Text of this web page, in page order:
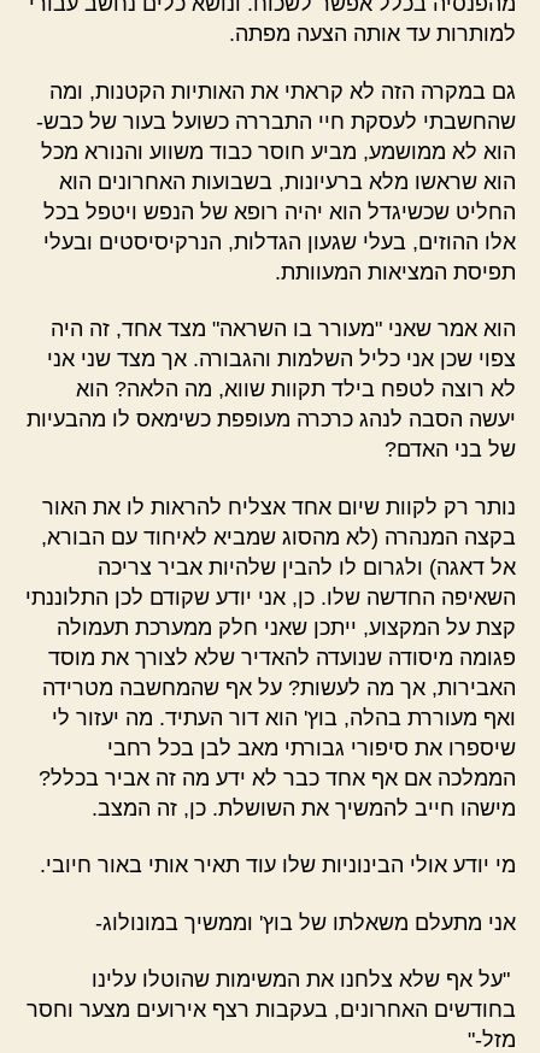
למותרות עד אותה הצעה מפתה.
גם במקרה הזה לא קראתי את האותיות הקטנות, ומה
שהחשבתי לעסקת חיי התבררה כשועל בעור של כבש-
הוא לא ממושמע, מביע חוסר כבוד משווע והנורא מכל
הוא שראשו מלא ברעיונות, בשבועות האחרונים הוא
החליט שכשיגדל הוא יהיה רופא של הנפש ויטפל בכל
אלו ההוזים, בעלי שגעון הגדלות, הנרקיסיסטים ובעלי
תפיסת המציאות המעוותת.
הוא אמר שאני "מעורר בו השראה" מצד אחד, זה היה
צפוי שכן אני כליל השלמות והגבורה. אך מצד שני אני
לא רוצה לטפח בילד תקוות שווא, מה הלאה? הוא
יעשה הסבה לנהג כרכרה מעופפת כשימאס לו מהבעיות
של בני האדם?
נותר רק לקוות שיום אחד אצליח להראות לו את האור
בקצה המנהרה (לא מהסוג שמביא לאיחוד עם הבורא,
אל דאגה) ולגרום לו להבין שלהיות אביר צריכה
השאיפה החדשה שלו. כן, אני יודע שקודם לכן התלוננתי
קצת על המקצוע, ייתכן שאני חלק ממערכת תעמולה
פגומה מיסודה שנועדה להאדיר שלא לצורך את מוסד
האבירות, אך מה לעשות? על אף שהמחשבה מטרידה
ואף מעוררת בהלה, בוץ' הוא דור העתיד. מה יעזור לי
שיספרו את סיפורי גבורתי מאב לבן בכל רחבי
הממלכה אם אף אחד כבר לא ידע מה זה אביר בכלל?
מישהו חייב להמשיך את השושלת. כן, זה המצב.
מי יודע אולי הבינוניות שלו עוד תאיר אותי באור חיובי.
אני מתעלם משאלתו של בוץ' וממשיך במונולוג-
"על אף שלא צלחנו את המשימות שהוטלו עלינו
בחודשים האחרונים, בעקבות רצף אירועים מצער וחסר
מזל-"